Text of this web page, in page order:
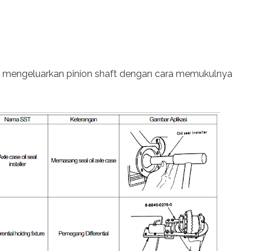
pinion shaft dengan cara memukulnya